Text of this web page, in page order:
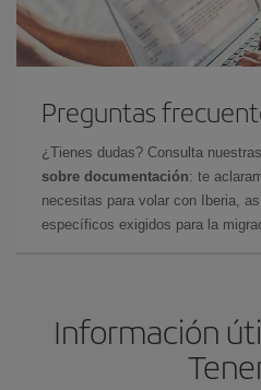
Preguntas
¿Tienes dudas? Consulta nuestras
sobre documentación: te
necesitas para volar con Iberia,
específicos exigidos para la
Información